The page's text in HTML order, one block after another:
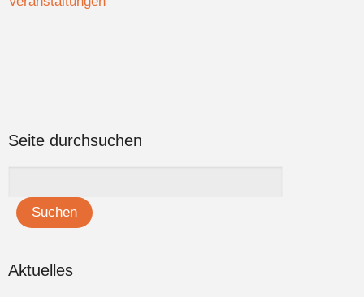
Seite durchsuchen
Aktuelles